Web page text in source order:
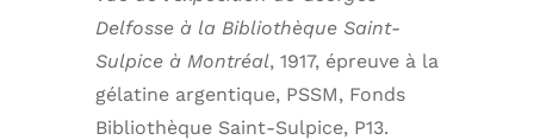
Delfosse à la Bibliothèque Saint-
Sulpice à Montréal, 1917, épreuve à la
gélatine argentique, PSSM, Fonds
Bibliothèque Saint-Sulpice, P13.